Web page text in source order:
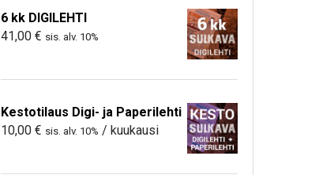
6 kk DIGILEHTI
41,00 € sis. alv. 10%
Kestotilaus Digi- ja Paperilehti
10,00 € sis. alv. 10% / kuukausi